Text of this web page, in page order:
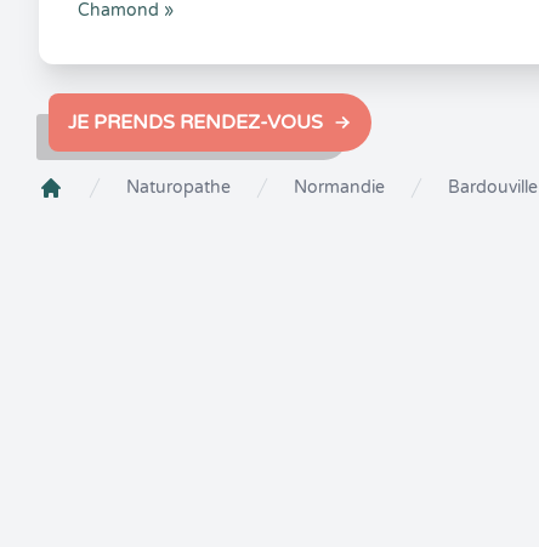
Chamond »
JE PRENDS RENDEZ-VOUS
Naturopathe Normandie Bardouville